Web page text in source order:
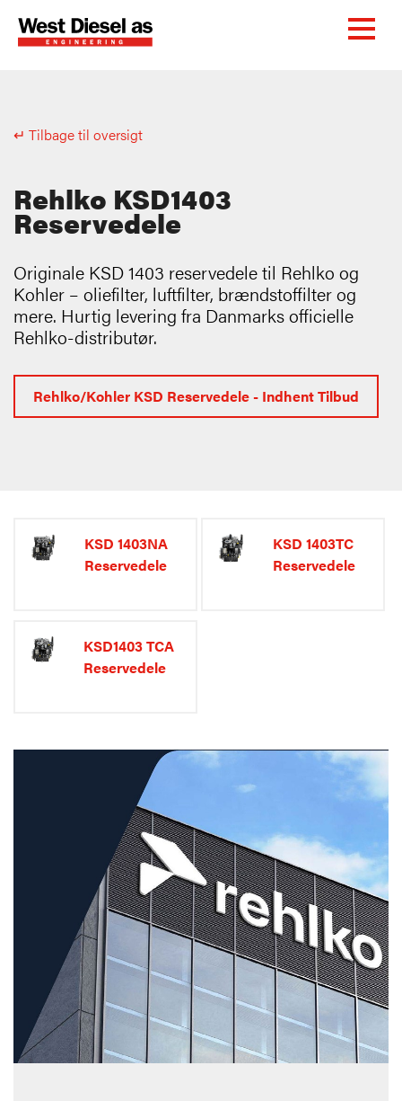
↵ Tilbage til oversigt
Rehlko KSD1403
Reservedele
Originale KSD 1403 reservedele til Rehlko og
Kohler – oliefilter, luftfilter, brændstoffilter og
mere. Hurtig levering fra Danmarks officielle
Rehlko-distributør.
Rehlko/Kohler KSD Reservedele - Indhent Tilbud
KSD 1403NA
Reservedele
KSD 1403TC
Reservedele
KSD1403 TCA
Reservedele